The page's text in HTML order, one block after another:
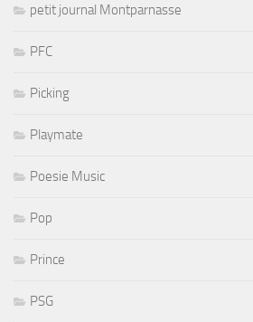
petit journal Montparnasse
PFC
Picking
Playmate
Poesie Music
Pop
Prince
PSG